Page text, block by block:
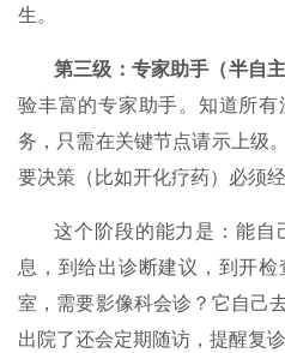
生。
第三级：专家助手（半自
验丰富的专家助手。知道所
务，只需在关键节点请示上级
要决策（比如开化疗药）必须经
这个阶段的能力是：能自
息，到给出诊断建议，到开
室，需要影像科会诊？它自己
出院了还会定期随访，提醒复诊